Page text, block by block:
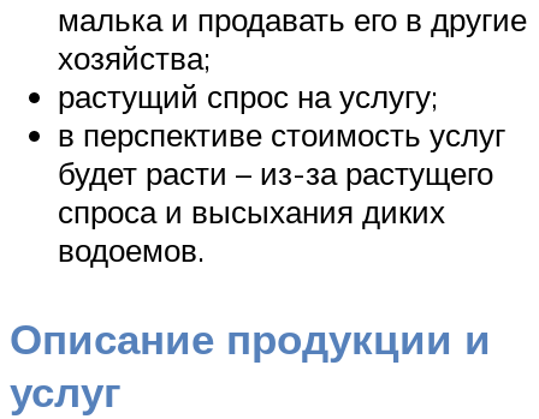
малька и продавать его в другие
хозяйства;
растущий спрос на услугу;
в перспективе стоимость услуг
будет расти – из-за растущего
спроса и высыхания диких
водоемов.
Описание продукции и
услуг